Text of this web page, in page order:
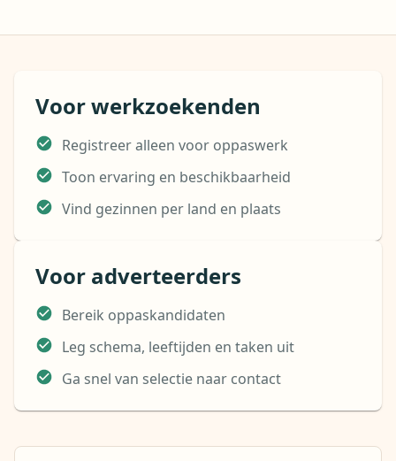
Voor werkzoekenden
Registreer alleen voor oppaswerk
Toon ervaring en beschikbaarheid
Vind gezinnen per land en plaats
Voor adverteerders
Bereik oppaskandidaten
Leg schema, leeftijden en taken uit
Ga snel van selectie naar contact